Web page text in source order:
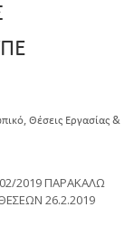
, Θέσεις Εργασίας &
2019 ΠΑΡΑΚΑΛΩ
26.2.2019